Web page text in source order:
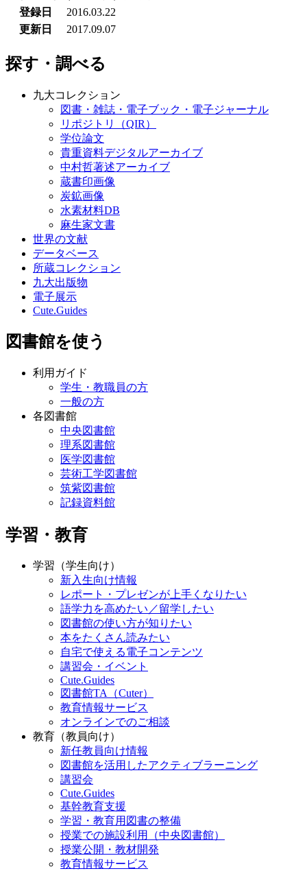
登録日
2016.03.22
更新日
2017.09.07
探す・調べる
九大コレクション
図書・雑誌・電子ブック・電子ジャーナル
リポジトリ（QIR）
学位論文
貴重資料デジタルアーカイブ
中村哲著述アーカイブ
蔵書印画像
炭鉱画像
水素材料DB
麻生家文書
世界の文献
データベース
所蔵コレクション
九大出版物
電子展示
Cute.Guides
図書館を使う
利用ガイド
学生・教職員の方
一般の方
各図書館
中央図書館
理系図書館
医学図書館
芸術工学図書館
筑紫図書館
記録資料館
学習・教育
学習（学生向け）
新入生向け情報
レポート・プレゼンが上手くなりたい
語学力を高めたい／留学したい
図書館の使い方が知りたい
本をたくさん読みたい
自宅で使える電子コンテンツ
講習会・イベント
Cute.Guides
図書館TA（Cuter）
教育情報サービス
オンラインでのご相談
教育（教員向け）
新任教員向け情報
図書館を活用したアクティブラーニング
講習会
Cute.Guides
基幹教育支援
学習・教育用図書の整備
授業での施設利用（中央図書館）
授業公開・教材開発
教育情報サービス